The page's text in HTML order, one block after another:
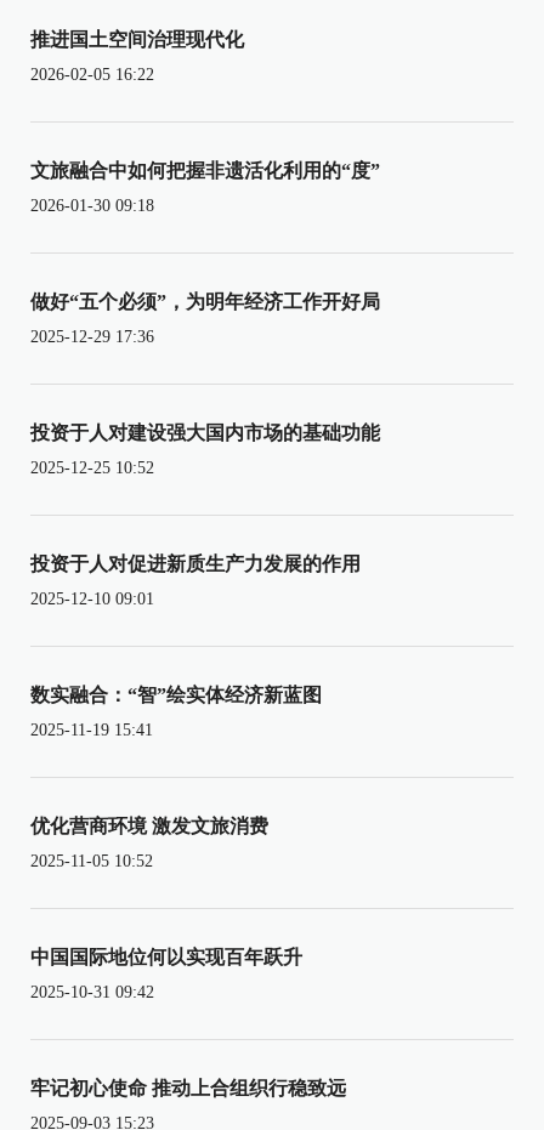
推进国土空间治理现代化
2026-02-05 16:22
文旅融合中如何把握非遗活化利用的“度”
2026-01-30 09:18
做好“五个必须”，为明年经济工作开好局
2025-12-29 17:36
投资于人对建设强大国内市场的基础功能
2025-12-25 10:52
投资于人对促进新质生产力发展的作用
2025-12-10 09:01
数实融合：“智”绘实体经济新蓝图
2025-11-19 15:41
优化营商环境 激发文旅消费
2025-11-05 10:52
中国国际地位何以实现百年跃升
2025-10-31 09:42
牢记初心使命 推动上合组织行稳致远
2025-09-03 15:23